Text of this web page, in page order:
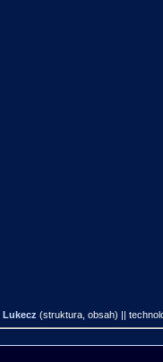
Lukecz (struktura, obsah) ||